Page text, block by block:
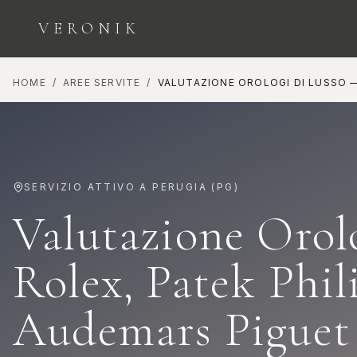
VERONIK
ESPLORA LE CATEGORIE
Orologi
COLLEZIONE
SEGNATEMPO
Diamanti
INVESTIMENTO E
BELLEZZA
HOME / AREE SERVITE / VALUTAZIONE OROLOGI DI LUSSO
SERVIZIO ATTIVO A PERUGIA ( PG )
Valutazione
Rolex, Patek
Audemars Piguet